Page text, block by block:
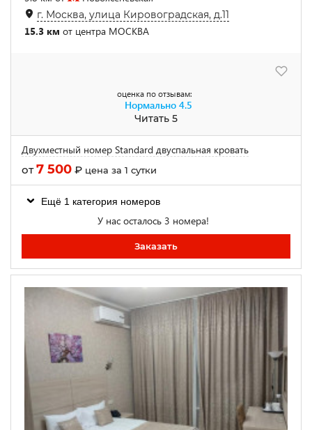
г. Москва, улица Кировоградская, д.11
15.3 км от центра МОСКВА
оценка по отзывам:
Нормально 4.5
Читать 5
Двухместный номер Standard двуспальная кровать
от7 500 ₽ цена за 1 сутки
Ещё 1 категория номеров
У нас осталось 3 номера!
Заказать